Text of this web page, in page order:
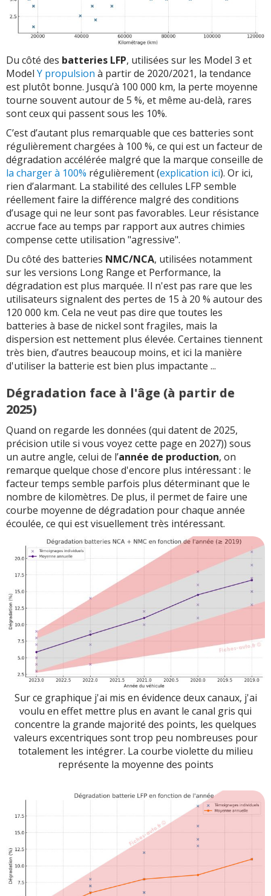
Du côté des batteries LFP, utilisées sur les Model 3 et
Model Y propulsion à partir de 2020/2021, la tendance
est plutôt bonne. Jusqu’à 100 000 km, la perte moyenne
tourne souvent autour de 5 %, et même au-delà, rares
sont ceux qui passent sous les 10%.
C’est d’autant plus remarquable que ces batteries sont
régulièrement chargées à 100 %, ce qui est un facteur de
dégradation accélérée malgré que la marque conseille de
la charger à 100% régulièrement (explication ici). Or ici,
rien d’alarmant. La stabilité des cellules LFP semble
réellement faire la différence malgré des conditions
d’usage qui ne leur sont pas favorables. Leur résistance
accrue face au temps par rapport aux autres chimies
compense cette utilisation "agressive".
Du côté des batteries NMC/NCA, utilisées notamment
sur les versions Long Range et Performance, la
dégradation est plus marquée. Il n'est pas rare que les
utilisateurs signalent des pertes de 15 à 20 % autour des
120 000 km. Cela ne veut pas dire que toutes les
batteries à base de nickel sont fragiles, mais la
dispersion est nettement plus élevée. Certaines tiennent
très bien, d’autres beaucoup moins, et ici la manière
d'utiliser la batterie est bien plus impactante ...
Dégradation face à l'âge (à partir de
2025)
Quand on regarde les données (qui datent de 2025,
précision utile si vous voyez cette page en 2027)) sous
un autre angle, celui de l’année de production, on
remarque quelque chose d'encore plus intéressant : le
facteur temps semble parfois plus déterminant que le
nombre de kilomètres. De plus, il permet de faire une
courbe moyenne de dégradation pour chaque année
écoulée, ce qui est visuellement très intéressant.
Sur ce graphique j'ai mis en évidence deux canaux, j'ai
voulu en effet mettre plus en avant le canal gris qui
concentre la grande majorité des points, les quelques
valeurs excentriques sont trop peu nombreuses pour
totalement les intégrer. La courbe violette du milieu
représente la moyenne des points